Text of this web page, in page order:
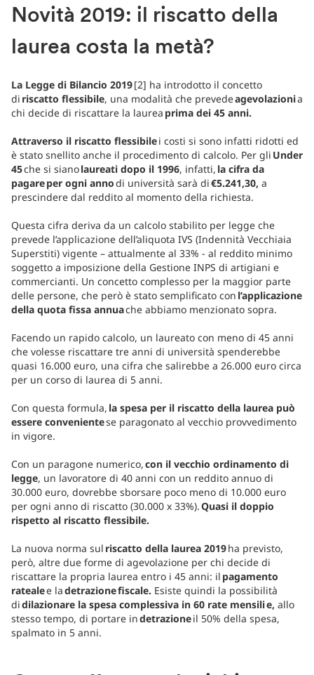
Novità 2019: il riscatto della
laurea costa la metà?
La Legge di Bilancio 2019[2] ha introdotto il concetto
di riscatto flessibile, una modalità che prevedeagevolazionia
chi decide di riscattare la laurea prima dei 45 anni.
Attraverso il riscatto flessibilei costi si sono infatti ridotti ed
è stato snellito anche il procedimento di calcolo. Per gli Under
45che si sianolaureati dopo il 1996, infatti, la cifra da
pagare per ogni annodi università sarà di€5.241,30, a
prescindere dal reddito al momento della richiesta.
Questa cifra deriva da un calcolo stabilito per legge che
prevede l’applicazione dell’aliquota IVS (Indennità Vecchiaia
Superstiti) vigente – attualmente al 33% - al reddito minimo
soggetto a imposizione della Gestione INPS di artigiani e
commercianti. Un concetto complesso per la maggior parte
delle persone, che però è stato semplificato con l’applicazione
della quota fissa annuache abbiamo menzionato sopra.
Facendo un rapido calcolo, un laureato con meno di 45 anni
che volesse riscattare tre anni di università spenderebbe
quasi 16.000 euro, una cifra che salirebbe a 26.000 euro circa
per un corso di laurea di 5 anni.
Con questa formula, la spesa per il riscatto della laurea può
essere convenientese paragonato al vecchio provvedimento
in vigore.
Con un paragone numerico,con il vecchio ordinamento di
legge, un lavoratore di 40 anni con un reddito annuo di
30.000 euro, dovrebbe sborsare poco meno di 10.000 euro
per ogni anno di riscatto (30.000 x 33%).Quasi il doppio
rispetto al riscatto flessibile.
La nuova norma sul riscatto della laurea 2019ha previsto,
però, altre due forme di agevolazione per chi decide di
riscattare la propria laurea entro i 45 anni: il pagamento
ratealee ladetrazione fiscale. Esiste quindi la possibilità
didilazionare la spesa complessiva in 60 rate mensili e, allo
stesso tempo, di portare indetrazioneil 50% della spesa,
spalmato in 5 anni.